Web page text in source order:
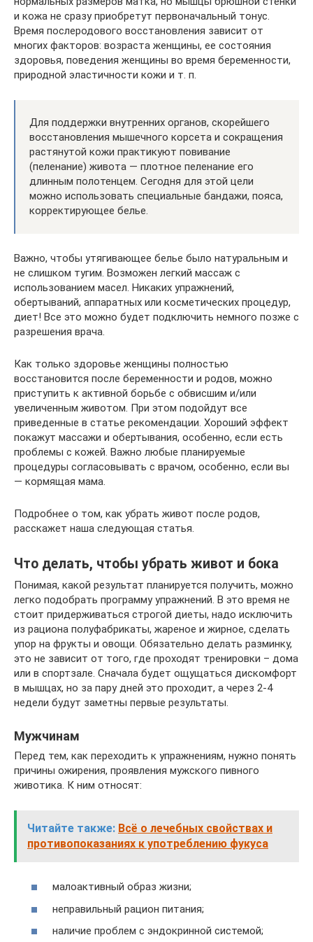
и кожа не сразу приобретут первоначальный тонус.
Время послеродового восстановления зависит от
многих факторов: возраста женщины, ее состояния
здоровья, поведения женщины во время беременности,
природной эластичности кожи и т. п.
Для поддержки внутренних органов, скорейшего
восстановления мышечного корсета и сокращения
растянутой кожи практикуют повивание
(пеленание) живота — плотное пеленание его
длинным полотенцем. Сегодня для этой цели
можно использовать специальные бандажи, пояса,
корректирующее белье.
Важно, чтобы утягивающее белье было натуральным и
не слишком тугим. Возможен легкий массаж с
использованием масел. Никаких упражнений,
обертываний, аппаратных или косметических процедур,
диет! Все это можно будет подключить немного позже с
разрешения врача.
Как только здоровье женщины полностью
восстановится после беременности и родов, можно
приступить к активной борьбе с обвисшим и/или
увеличенным животом. При этом подойдут все
приведенные в статье рекомендации. Хороший эффект
покажут массажи и обертывания, особенно, если есть
проблемы с кожей. Важно любые планируемые
процедуры согласовывать с врачом, особенно, если вы
— кормящая мама.
Подробнее о том, как убрать живот после родов,
расскажет наша следующая статья.
Что делать, чтобы убрать живот и бока
Понимая, какой результат планируется получить, можно
легко подобрать программу упражнений. В это время не
стоит придерживаться строгой диеты, надо исключить
из рациона полуфабрикаты, жареное и жирное, сделать
упор на фрукты и овощи. Обязательно делать разминку,
это не зависит от того, где проходят тренировки – дома
или в спортзале. Сначала будет ощущаться дискомфорт
в мышцах, но за пару дней это проходит, а через 2-4
недели будут заметны первые результаты.
Мужчинам
Перед тем, как переходить к упражнениям, нужно понять
причины ожирения, проявления мужского пивного
животика. К ним относят:
Читайте также: Всё о лечебных свойствах и
противопоказаниях к употреблению фукуса
малоактивный образ жизни;
неправильный рацион питания;
наличие проблем с эндокринной системой;